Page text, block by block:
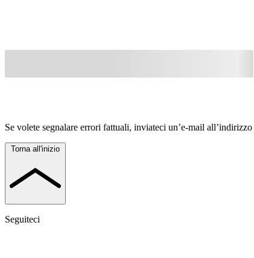
Se volete segnalare errori fattuali, inviateci un’e-mail all’indirizzo
Torna all'inizio
Seguiteci